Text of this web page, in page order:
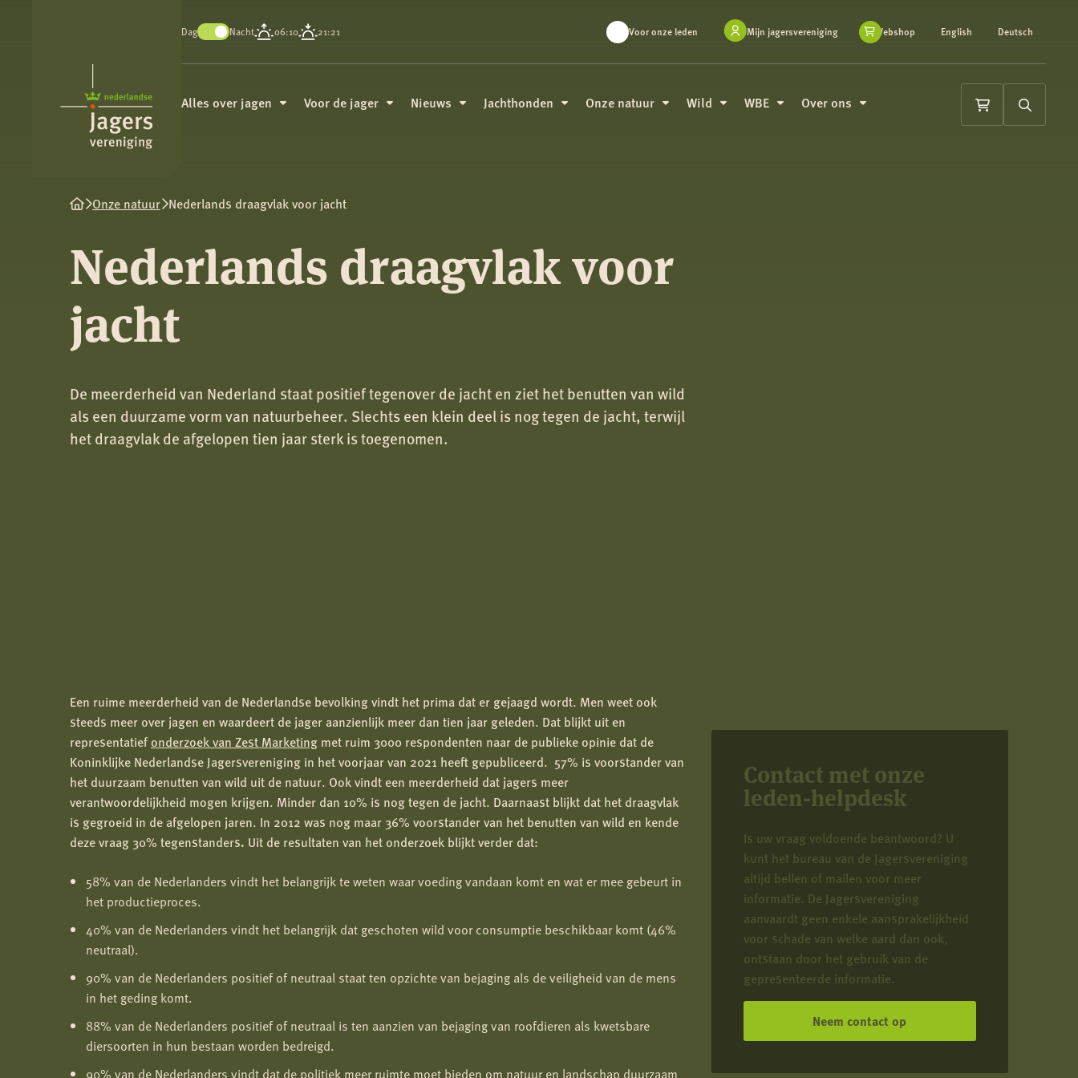
Nederlandse
Jagersvereniging
Dag Nacht 06:10 21:21 Voor onze leden Mijn jagersvereniging Webshop English Deutsch
Alles over jagen Voor de jager Nieuws Jachthonden Onze natuur Wild WBE Over ons
Winkelwagen
Zoeken
Onze natuur Nederlands draagvlak voor jacht
Nederlands draagvlak voor
jacht
De meerderheid van Nederland staat positief tegenover de jacht en ziet het benutten van wild
als een duurzame vorm van natuurbeheer. Slechts een klein deel is nog tegen de jacht, terwijl
het draagvlak de afgelopen tien jaar sterk is toegenomen.
Contact met onze
leden-helpdesk
Is uw vraag voldoende beantwoord? U
kunt het bureau van de Jagersvereniging
altijd bellen of mailen voor meer
informatie. De Jagersvereniging
aanvaardt geen enkele aansprakelijkheid
voor schade van welke aard dan ook,
ontstaan door het gebruik van de
gepresenteerde informatie.
Neem contact op
Een ruime meerderheid van de Nederlandse bevolking vindt het prima dat er gejaagd wordt. Men weet ook
steeds meer over jagen en waardeert de jager aanzienlijk meer dan tien jaar geleden. Dat blijkt uit en
representatiefonderzoek van Zest Marketing met ruim 3000 respondenten naar de publieke opinie dat de
Koninklijke Nederlandse Jagersvereniging in het voorjaar van 2021 heeft gepubliceerd. 57% is voorstander van
het duurzaam benutten van wild uit de natuur. Ook vindt een meerderheid dat jagers meer
verantwoordelijkheid mogen krijgen. Minder dan 10% is nog tegen de jacht. Daarnaast blijkt dat het draagvlak
is gegroeid in de afgelopen jaren. In 2012 was nog maar 36% voorstander van het benutten van wild en kende
deze vraag 30% tegenstanders. Uit de resultaten van het onderzoek blijkt verder dat:
58% van de Nederlanders vindt het belangrijk te weten waar voeding vandaan komt en wat er mee gebeurt in
het productieproces.
40% van de Nederlanders vindt het belangrijk dat geschoten wild voor consumptie beschikbaar komt (46%
neutraal).
90% van de Nederlanders positief of neutraal staat ten opzichte van bejaging als de veiligheid van de mens
in het geding komt.
88% van de Nederlanders positief of neutraal is ten aanzien van bejaging van roofdieren als kwetsbare
diersoorten in hun bestaan worden bedreigd.
90% van de Nederlanders vindt dat de politiek meer ruimte moet bieden om natuur en landschap duurzaam